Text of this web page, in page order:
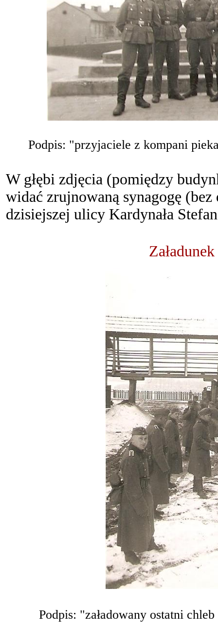
Podpis: "przyjaciele z kompani
W głębi zdjęcia (pomiędzy
widać zrujnowaną synagogę
dzisiejszej ulicy Kardynała
Zała
Podpis: "załadowany ostatni